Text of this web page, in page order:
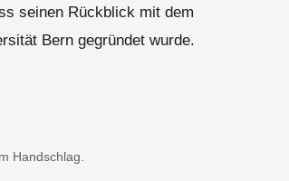
seinen Rückblick mit dem
Bern gegründet wurde.
Handschlag.